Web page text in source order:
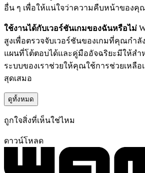
อื่น ๆ เพื่อให้แน่ใจว่าความคืบหน้าของคุ
ใช้งานได้กับเวอร์ชันเกมของฉันหรือไม่
สูงเพื่อตรวจจับเวอร์ชันของเกมที่คุณกำลั
แผนที่โต้ตอบได้และคู่มืออัจฉริยะมีให้สำ
ระบบของเราช่วยให้คุณใช้การช่วยเหลือ
สุดเสมอ
ดูทั้งหมด
ถูกใจสิ่งที่เห็นใช่ไหม
ดาวน์โหลด